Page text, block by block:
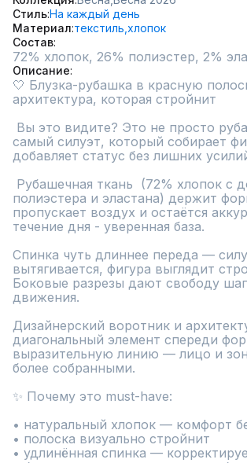
СтильНа каждый день
Материал текстиль, хлопок
Состав
72% хлопок, 26% полиэстер, 2%
Описание
🤍 Блузка-рубашка в красную
архитектура, которая стройнит
самый силуэт, который собирает
добавляет статус без лишних
полиэстера и эластана) держит
пропускает воздух и остаётся
течение дня - уверенная база.
Спинка чуть длиннее переда —
вытягивается, фигура выглядит
Боковые разрезы дают свободу
движения.
Дизайнерский воротник и
диагональный элемент спереди
выразительную линию — лицо и
более собранными.
✨ Почему это must-have:
• натуральный хлопок — комфорт
• полоска визуально стройнит
• удлинённая спинка —